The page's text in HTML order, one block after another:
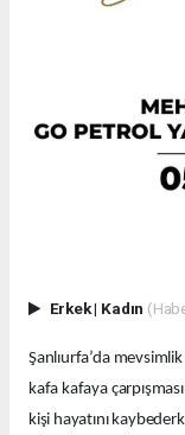
Erkek| Kadın
Şanlıurfa’da
kafa kafaya
kişi hayatını